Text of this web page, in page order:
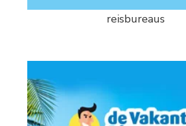
reisbureaus